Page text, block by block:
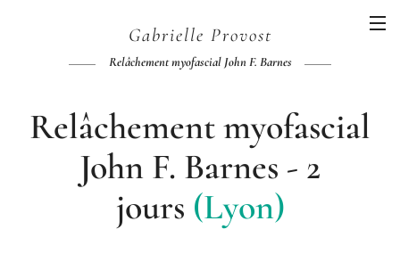
Gabrielle Provost
Relâchement myofascial John F. Barnes
Relâchement myofascial
John F. Barnes - 2
jours (Lyon)